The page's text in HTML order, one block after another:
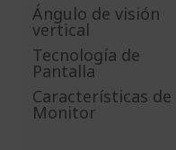
Ángulo de visión
vertical
Tecnología de
Pantalla
Caracterí­sticas de
Monitor